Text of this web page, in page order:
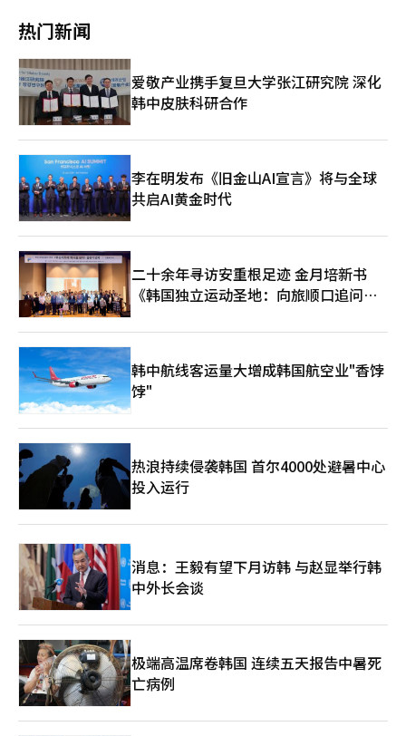
欧洲小型电动车市场的竞争力，并扩大电动化产品线。◆ 起亚推
出2027 K8，增强便利与安全性起亚开始销售中大型轿车K8的年度
改款车型“2027 K8”。主要便利和安全配置成为标配，提高了价
格竞争力。顶级配置Signature标配抬头显示器（HUD），减少驾
驶中视线分散。Noblesse配置标配高速公路驾驶辅助
2（HDA2）、基于导航的智能巡航控制、后排乘客提醒等，Best
Selection配置则增加了盲点和后方交叉碰撞预防辅助、安全下车
辅助等安全配置。2.5汽油车型价格为3679万至4595万韩元，1.6
涡轮混合动力车型价格为4206万至5102万韩元。起亚计划通过会
员积分、消费税补偿、低息贷款等购车计划降低初期负担。K8基
于5米级车身，提供了良好的空间利用。特别是混合动力车型，综
合油耗为18.1公里/升，保持了实用性。去年混合动力车型占总销
量的60%以上。起亚通过此次改款提升产品竞争力，继续保持混合
国参与“地球日”熄灯活动沃尔沃汽车韩国在第56个“地球日”期
间，在全国所有展厅和服务中心开展熄灯活动。地球日是每年4月
22日的国际环保纪念日，旨在提高对环境污染和资源浪费的警觉，
并鼓励可持续发展的实践。沃尔沃汽车韩国的员工及经销商将在22
日晚上8点起，关闭包括总部办公室在内的全国所有展厅和服务中
心的非必要室内外照明，熄灯时间将比官方规定的10分钟更长，达
到1小时，以最大限度减少能源消耗。※ 本报道经人工智能（AI）
系统翻译与编辑。
热门新闻
爱敬产业携手复旦大学张江研究院 深化
韩中皮肤科研合作
李在明发布《旧金山AI宣言》将与全球
共启AI黄金时代
二十余年寻访安重根足迹 金月培新书
《韩国独立运动圣地：向旅顺口追问历
韩中航线客运量大增成韩国航空业"香饽
饽"
热浪持续侵袭韩国 首尔4000处避暑中心
投入运行
消息：王毅有望下月访韩 与赵显举行韩
中外长会谈
极端高温席卷韩国 连续五天报告中暑死
亡病例